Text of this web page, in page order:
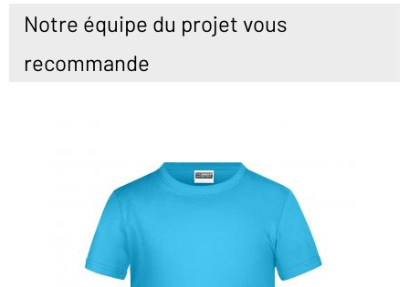
Notre équipe du projet vous
recommande